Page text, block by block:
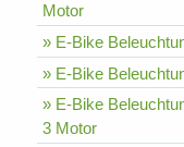
Motor
» E-Bike
» E-Bike
» E-Bike
3 Motor